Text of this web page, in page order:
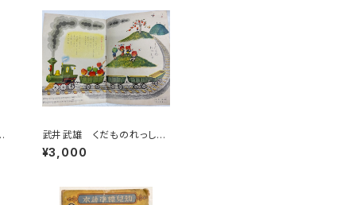
武井武雄 くだものれっし
ゃ 西原康 チャイルドブッ
ク24巻11号 チャイルド本社
¥3,000